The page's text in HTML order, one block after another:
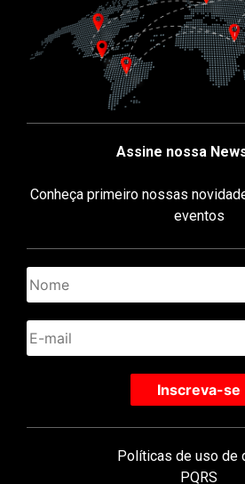
Assine nossa
Conheça primeiro nossas
eventos
Políticas de uso de
PQRS